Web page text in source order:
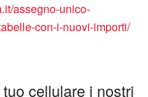
assegno-unico-
con-i-nuovi-importi/
cellulare i nostri